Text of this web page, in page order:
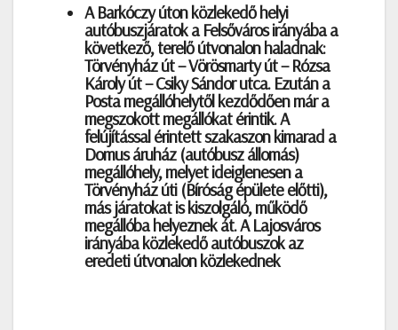
A Barkóczy úton közlekedő helyi
autóbuszjáratok a Felsőváros irányába a
következő, terelő útvonalon haladnak:
Törvényház út – Vörösmarty út – Rózsa
Károly út – Csiky Sándor utca. Ezután a
Posta megállóhelytől kezdődően már a
megszokott megállókat érintik. A
felújítással érintett szakaszon kimarad a
Domus áruház (autóbusz állomás)
megállóhely, melyet ideiglenesen a
Törvényház úti (Bíróság épülete előtti),
más járatokat is kiszolgáló, működő
megállóba helyeznek át. A Lajosváros
irányába közlekedő autóbuszok az
eredeti útvonalon közlekednek